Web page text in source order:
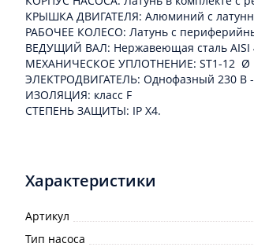
КРЫШКА ДВИГАТЕЛЯ: Алюминий с
РАБОЧЕЕ КОЛЕСО: Латунь с
ВЕДУЩИЙ ВАЛ: Нержавеющая сталь AISI
МЕХАНИЧЕСКОЕ УПЛОТНЕНИЕ: ST1-12 Ø
ЭЛЕКТРОДВИГАТЕЛЬ: Однофазный 230 В -
ИЗОЛЯЦИЯ: класс F
СТЕПЕНЬ ЗАЩИТЫ: IP X4.
Характеристики
Артикул
Тип насоса